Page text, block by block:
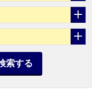
索する